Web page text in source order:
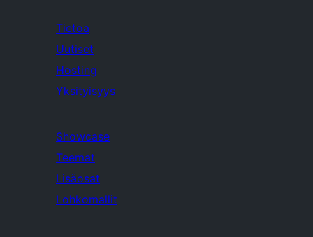
Tietoa
Uutiset
Hosting
Yksityisyys
Showcase
Teemat
Lisäosat
Lohkomallit